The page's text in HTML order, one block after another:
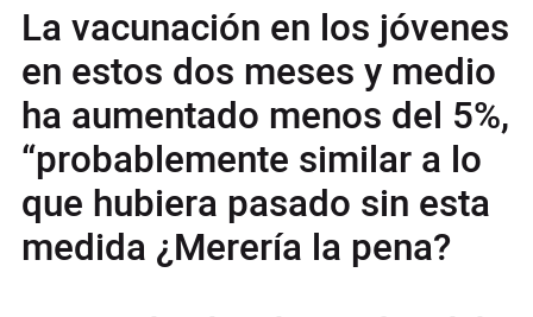
La vacunación en los jóvenes
en estos dos meses y medio
ha aumentado menos del 5%,
“probablemente similar a lo
que hubiera pasado sin esta
medida ¿Merería la pena?